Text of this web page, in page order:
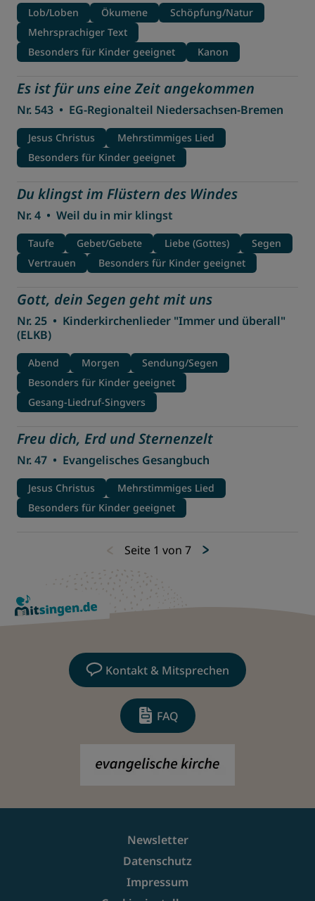
Lob/Loben Ökumene
Schöpfung/Natur
Mehrsprachiger Text
Besonders für Kinder geeignet
Kanon
Es ist für uns eine Zeit angekommen
Nr. 543 • EG-Regionalteil Niedersachsen-Bremen
Jesus Christus
Mehrstimmiges Lied
Besonders für Kinder geeignet
Du klingst im Flüstern des Windes
Nr. 4 • Weil du in mir klingst
Taufe Gebet/Gebete Liebe (Gottes)
Segen
Vertrauen
Besonders für Kinder geeignet
Gott, dein Segen geht mit uns
Nr. 25 • Kinderkirchenlieder "Immer und überall"
(ELKB)
Abend Morgen
Sendung/Segen
Besonders für Kinder geeignet
Gesang-Liedruf-Singvers
Freu dich, Erd und Sternenzelt
Nr. 47 • Evangelisches Gesangbuch
Jesus Christus
Mehrstimmiges Lied
Besonders für Kinder geeignet
Seite 1 von 7
Kontakt & Mitsprechen
FAQ
Newsletter
Datenschutz
Impressum